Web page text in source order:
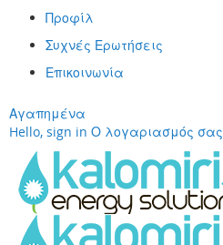
Προφίλ
Συχνές Ερωτήσεις
Επικοινωνία
Αγαπημένα
Hello, sign in Ο λογαριασμός σας